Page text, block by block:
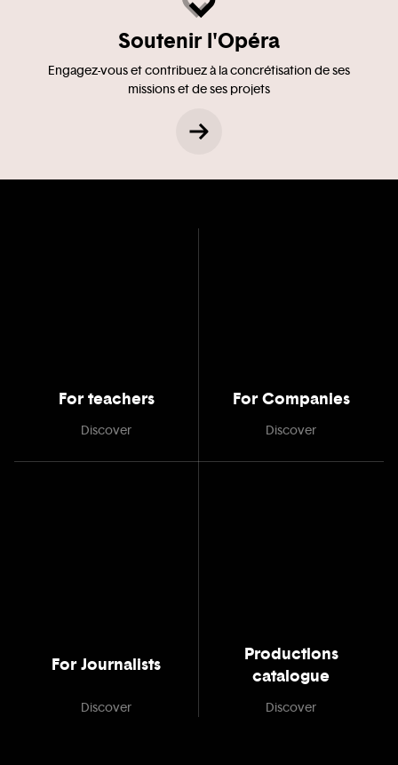
Soutenir l'Opéra
Engagez-vous et contribuez à la concrétisation de ses
missions et de ses projets
For teachers
Discover
For Companies
Discover
For Journalists
Discover
Productions
catalogue
Discover